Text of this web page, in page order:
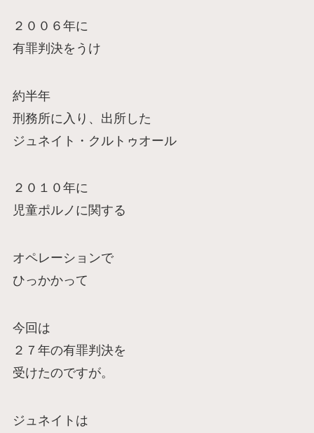
２００６年に
有罪判決をうけ
約半年
刑務所に入り、出所した
ジュネイト・クルトゥオール
２０１０年に
児童ポルノに関する
オペレーションで
ひっかかって
今回は
２７年の有罪判決を
受けたのですが。
ジュネイトは